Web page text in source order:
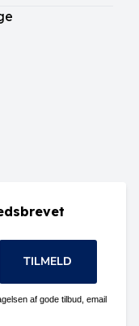
TILMELD
af gode tilbud, email